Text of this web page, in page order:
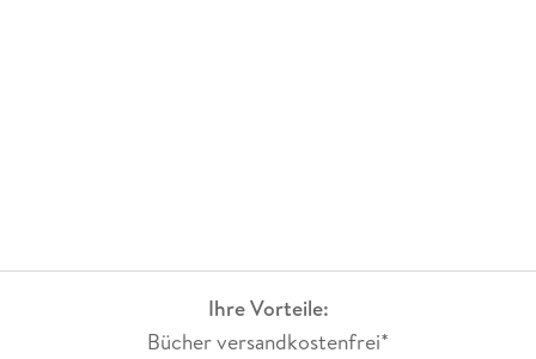
Ihre Vorteile:
Bücher versandkostenfrei*